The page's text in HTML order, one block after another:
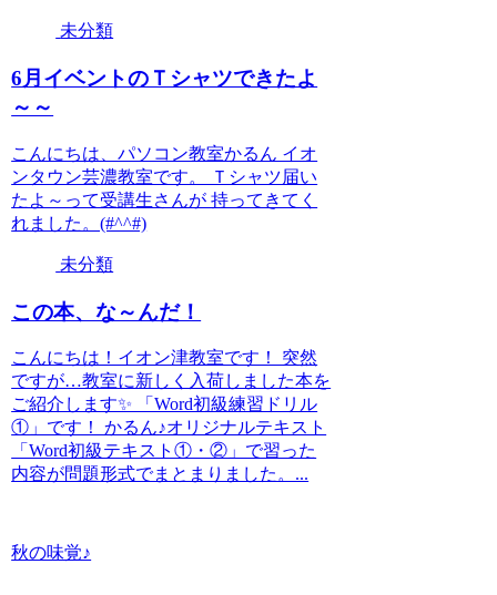
未分類
6月イベントのＴシャツできたよ
～～
こんにちは、パソコン教室かるん イオ
ンタウン芸濃教室です。 Ｔシャツ届い
たよ～って受講生さんが 持ってきてく
れました。(#^^#)
未分類
この本、な～んだ！
こんにちは！イオン津教室です！ 突然
ですが…教室に新しく入荷しました本を
ご紹介します✨ 「Word初級練習ドリル
①」です！ かるん♪オリジナルテキスト
「Word初級テキスト①・②」で習った
内容が問題形式でまとまりました。...
秋の味覚♪